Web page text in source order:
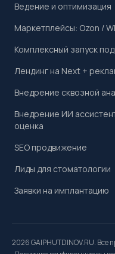
Ведение и оптимизация
Маркетплейсы: Ozon /
Комплексный запуск
Лендинг на Next +
Внедрение сквозной
Внедрение ИИ
оценка
SEO продвижение
Лиды для стоматологии
Заявки на имплантацию
2026 GAIPHUTDINOV.RU. Все